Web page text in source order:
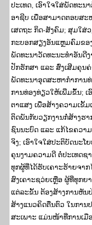
ປະເທດ, ເອົາໃຈໃສ່ພັດທະ
ອາຊີບ ເພື່ອສາມາດຕອບສະ
ເສດຖະ ກິດ-ສັງຄົມ; ສຸມໃສ່
ກະບອກສຽງອັນແຫຼມຄົມຂອ
ພັດທະນາວັດທະນະທຳອັນດີ
ປັກຮັກສາ ແລະ ສົ່ງເສີມຄຸນ
ພັດທະນາອຸດສະຫາກຳການ
ການທ່ອງທ່ຽວໃຫ້ເພີ່ມຂຶ້ນ; ເ
ຕາແສງ ເພື່ອສ້າງຄວາມເຂັ້
ຕິດພັນກັບວຽກງານກໍ່ສ້າງຮາ
ຊົນນະບົດ ແລະ ແກ້ໄຂຄວາ
ຈິງ; ເອົາໃຈໃສ່ປະຕິບັດນະ
ຄຸນງາມຄວາມດີ ຕໍ່ປະເທດຊ
ທຸກຜູ້ທີ່ໄດ້ຮັບເຄາະຮ້າຍຈາ
ສົງເຄາະຊວ່ຍເຫຼືອ ຜູ້ທີ່ທຸກຍ
ແຕ່ລະຂັ້ນ ຕ້ອງສ້າງການຫັນ
ສ້າງແນວຄິດຕື່ນຕົວ ໃນການ
ສະເພາະ ແມ່ນໜ້າທີ່ການເມື